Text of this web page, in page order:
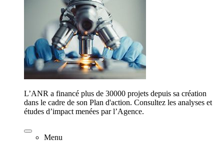
L’ANR a financé plus de 30000 projets depuis sa création
dans le cadre de son Plan d'action. Consultez les analyses et
études d’impact menées par l’Agence.
Menu